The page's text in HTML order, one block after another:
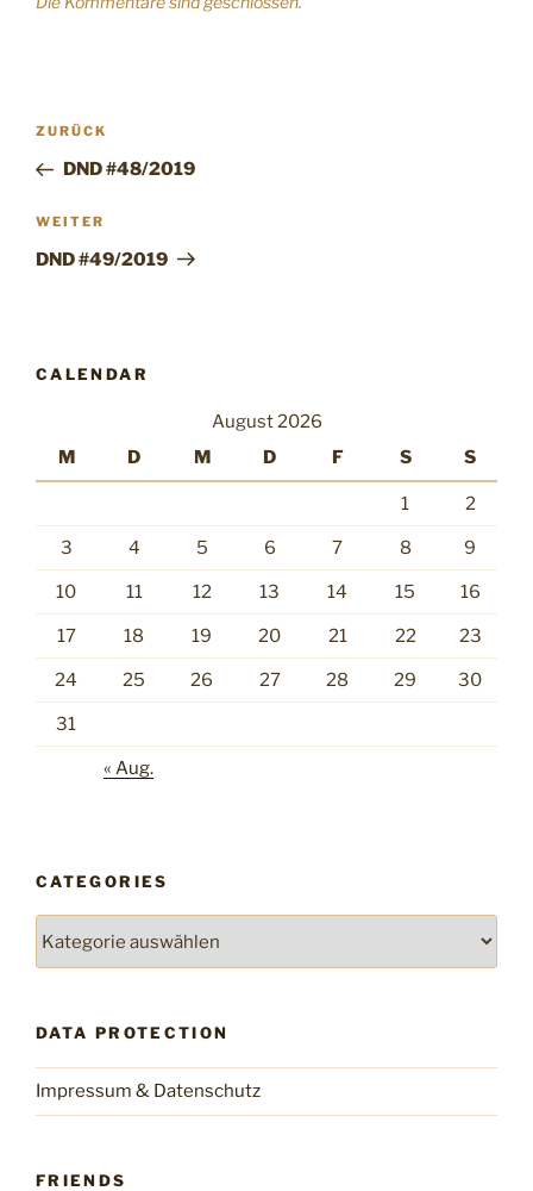
Beitragsnavigation
Vorheriger
Beitrag
ZURÜCK
DND #48/2019
Nächster
Beitrag
WEITER
DND #49/2019
CALENDAR
August 2026
M
D M D F S S
1 2
3 4 5 6 7 8 9
10 11 12 13 14 15 16
17 18 19 20 21 22 23
24 25 26 27 28 29 30
31
« Aug.
CATEGORIES
DATA PROTECTION
Impressum & Datenschutz
FRIENDS